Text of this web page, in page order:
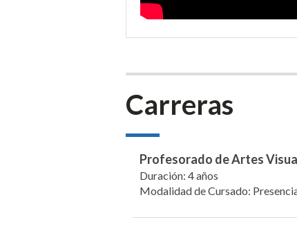
Carreras
Profesorado de Artes
Duración: 4 años
Modalidad de Cursado: